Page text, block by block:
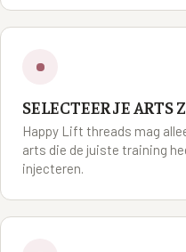
SELECTEER JE ARTS
Happy Lift threads mag
arts die de juiste training
injecteren.